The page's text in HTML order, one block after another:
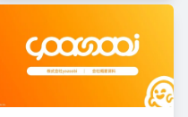
ナー様